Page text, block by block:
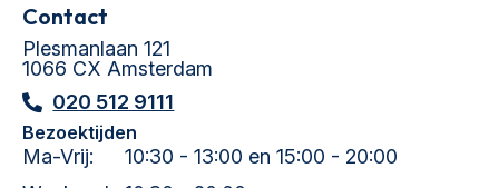
Contact
Plesmanlaan 121
1066 CX Amsterdam
020 512 9111
Bezoektijden
Ma-Vrij:
10:30 - 13:00 en 15:00 - 20:00